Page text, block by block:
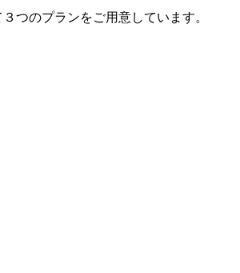
つのプランをご用意しています。